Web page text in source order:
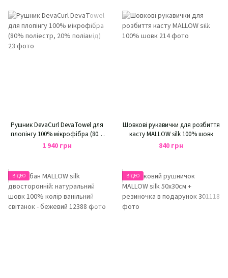
Рушник DevaCurl DevaTowel для
плопінгу 100% мікрофібра (80%
поліестр, 20% поліамід)
1 940 грн
Шовкові рукавички для розбиття
касту MALLOW silk 100% шовк
840 грн
ВІДЕО ВІДЕО